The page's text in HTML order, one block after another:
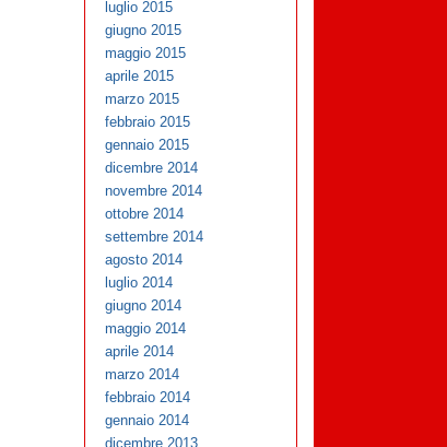
luglio 2015
giugno 2015
maggio 2015
aprile 2015
marzo 2015
febbraio 2015
gennaio 2015
dicembre 2014
novembre 2014
ottobre 2014
settembre 2014
agosto 2014
luglio 2014
giugno 2014
maggio 2014
aprile 2014
marzo 2014
febbraio 2014
gennaio 2014
dicembre 2013